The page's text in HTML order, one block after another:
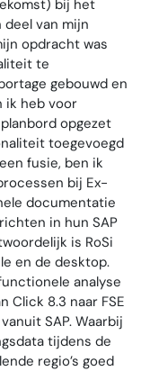
bij het
deel van mijn
opdracht was
te
gebouwd en
ik heb voor
opgezet
toegevoegd
fusie, ben ik
bij Ex-
documentatie
in hun SAP
is RoSi
en de desktop.
analyse
Click 8.3 naar FSE
SAP. Waarbij
tijdens de
regio’s goed